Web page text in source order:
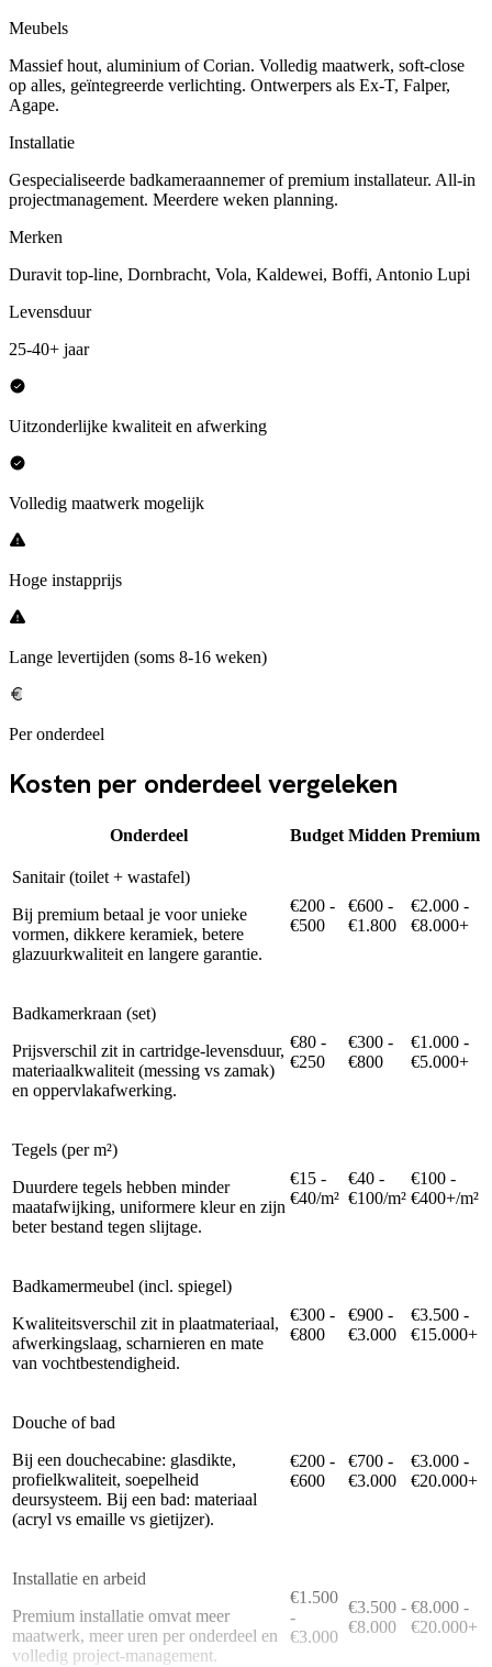
Meubels
Massief hout, aluminium of Corian. Volledig maatwerk, soft-close
op alles, geïntegreerde verlichting. Ontwerpers als Ex-T, Falper,
Agape.
Installatie
Gespecialiseerde badkameraannemer of premium installateur. All-in
projectmanagement. Meerdere weken planning.
Merken
Duravit top-line, Dornbracht, Vola, Kaldewei, Boffi, Antonio Lupi
Levensduur
25-40+ jaar
Uitzonderlijke kwaliteit en afwerking
Volledig maatwerk mogelijk
Hoge instapprijs
Lange levertijden (soms 8-16 weken)
Per onderdeel
Kosten per onderdeel vergeleken
Onderdeel Budget Midden Premium
Sanitair (toilet + wastafel)
Bij premium betaal je voor unieke
vormen, dikkere keramiek, betere
glazuurkwaliteit en langere garantie.
€200 -
€500
€600 -
€1.800
€2.000 -
€8.000+
Badkamerkraan (set)
Prijsverschil zit in cartridge-levensduur,
materiaalkwaliteit (messing vs zamak)
en oppervlakafwerking.
€80 -
€250
€300 -
€800
€1.000 -
€5.000+
Tegels (per m²)
Duurdere tegels hebben minder
maatafwijking, uniformere kleur en zijn
beter bestand tegen slijtage.
€15 -
€40/m²
€40 -
€100/m²
€100 -
€400+/m²
Badkamermeubel (incl. spiegel)
Kwaliteitsverschil zit in plaatmateriaal,
afwerkingslaag, scharnieren en mate
van vochtbestendigheid.
€300 -
€800
€900 -
€3.000
€3.500 -
€15.000+
Douche of bad
Bij een douchecabine: glasdikte,
profielkwaliteit, soepelheid
deursysteem. Bij een bad: materiaal
(acryl vs emaille vs gietijzer).
€200 -
€600
€700 -
€3.000
€3.000 -
€20.000+
Installatie en arbeid
Premium installatie omvat meer
maatwerk, meer uren per onderdeel en
volledig project-management.
€1.500
-
€3.000
€3.500 -
€8.000
€8.000 -
€20.000+